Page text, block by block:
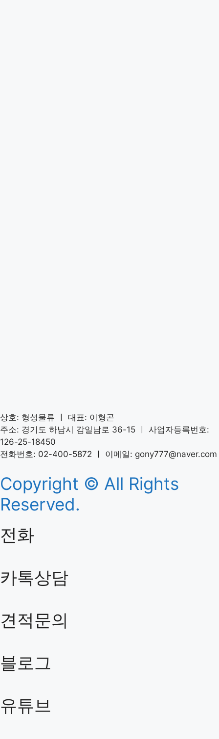
상호: 형성물류 ㅣ 대표: 이형곤
주소: 경기도 하남시 감일남로 36-15 ㅣ 사업자등록번호:
126-25-18450
전화번호: 02-400-5872 ㅣ 이메일: gony777@naver.com
Copyright © All Rights
Reserved.
전화
카톡상담
견적문의
블로그
유튜브